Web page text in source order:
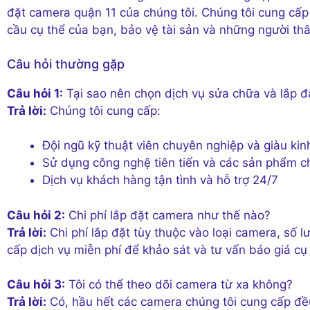
đặt camera quận 11 của chúng tôi. Chúng tôi cung
cầu cụ thể của bạn, bảo vệ tài sản và những người
Câu hỏi thường gặp
Câu hỏi 1: Tại sao nên chọn dịch vụ sửa chữa và lắp
Trả lời: Chúng tôi cung cấp:
Đội ngũ kỹ thuật viên chuyên nghiệp và giàu
Sử dụng công nghệ tiên tiến và các sản phẩm
Dịch vụ khách hàng tận tình và hỗ trợ 24/7
Câu hỏi 2: Chi phí lắp đặt camera như thế nào?
Trả lời: Chi phí lắp đặt tùy thuộc vào loại camera, số
cấp dịch vụ miễn phí để khảo sát và tư vấn báo giá
Câu hỏi 3: Tôi có thể theo dõi camera từ xa không?
Trả lời: Có, hầu hết các camera chúng tôi cung cấp